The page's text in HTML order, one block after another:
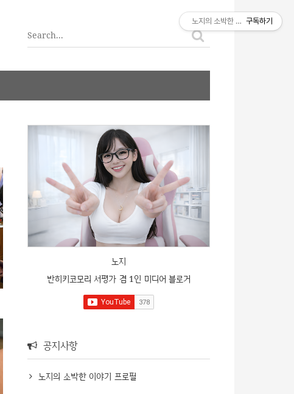
노지
반히키코모리 서평가 겸 1인 미디어 블로거
공지사항
노지의 소박한 이야기 프로필
노지의 소박한 이야기구독하기